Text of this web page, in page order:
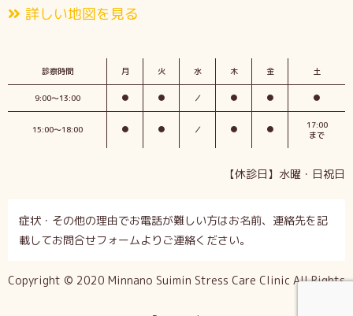
詳しい地図を見る
診察時間 月 火 水 木 金 土
9:00〜13:00 ● ● ／ ● ● ●
15:00〜18:00 ● ● ／ ● ●
17:00
まで
【休診日】水曜・日祝日
症状・その他の理由でお電話が難しい方はお名前、連絡先を記
載してお問合せフォームよりご連絡ください。
Copyright © 2020 Minnano Suimin Stress Care Clinic All Rights